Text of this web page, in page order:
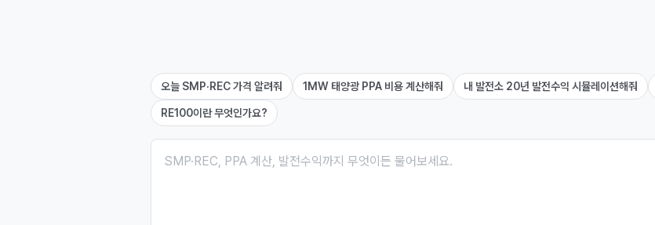
오늘 SMP·REC 가격 알려줘 1MW 태양광 PPA 비용 계산해줘 내 발전소 20년 발전수익 시뮬레이션해줘
RE100이란 무엇인가요?